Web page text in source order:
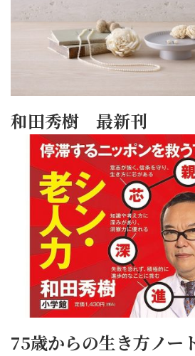
和田秀樹 最新刊
75歳からの生き方ノー